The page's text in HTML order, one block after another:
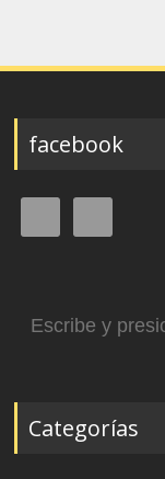
facebook
Categorías